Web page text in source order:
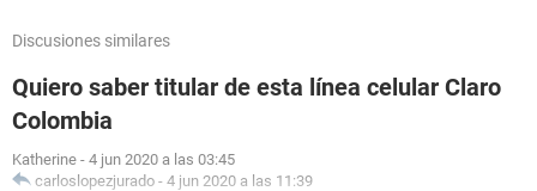
Discusiones similares
Quiero saber titular de esta línea celular Claro
Colombia
Katherine - 4 jun 2020 a las 03:45
carloslopezjurado - 4 jun 2020 a las 11:39